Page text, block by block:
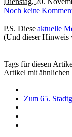
Dienstag, 20.
Noch keine
P.S. Diese aktuelle
(Und dieser Hinweis
Tags für diesen
Artikel mit ähnlichen
Zum 65.